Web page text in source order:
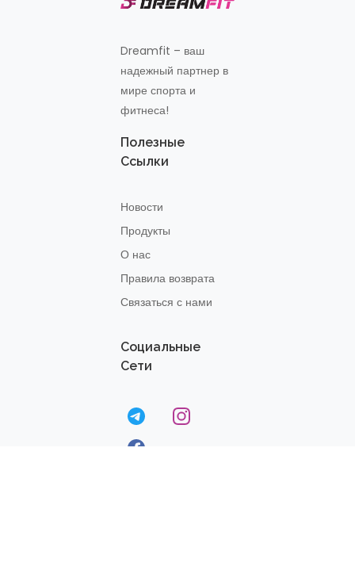
Dreamfit – ваш
надежный партнер в
мире спорта и
фитнеса!
Полезные
Ссылки
Новости
Продукты
О нас
Правила возврата
Связаться с нами
Социальные
Сети